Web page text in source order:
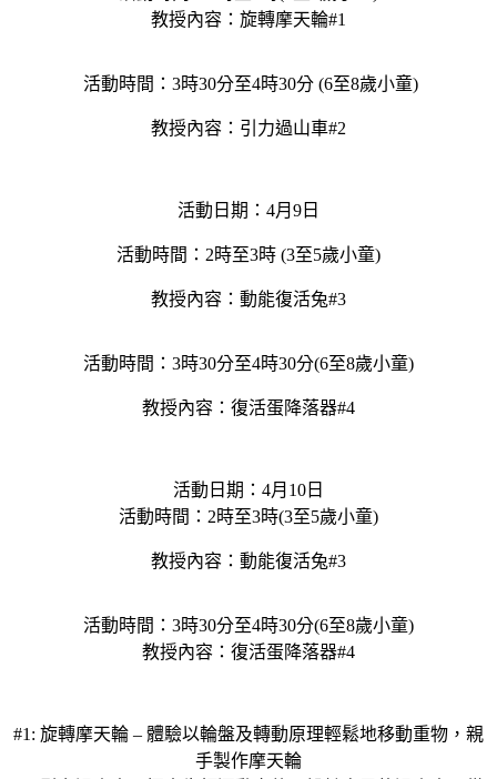
教授內容：旋轉摩天輪#1
活動時間：3時30分至4時30分 (6至8歲小童)
教授內容：引力過山車#2
活動日期：4月9日
活動時間：2時至3時 (3至5歲小童)
教授內容：動能復活兔#3
活動時間：3時30分至4時30分(6至8歲小童)
教授內容：復活蛋降落器#4
活動日期：4月10日
活動時間：2時至3時(3至5歲小童)
教授內容：動能復活兔#3
活動時間：3時30分至4時30分(6至8歲小童)
教授內容：復活蛋降落器#4
#1: 旋轉摩天輪 – 體驗以輪盤及轉動原理輕鬆地移動重物，親
手製作摩天輪